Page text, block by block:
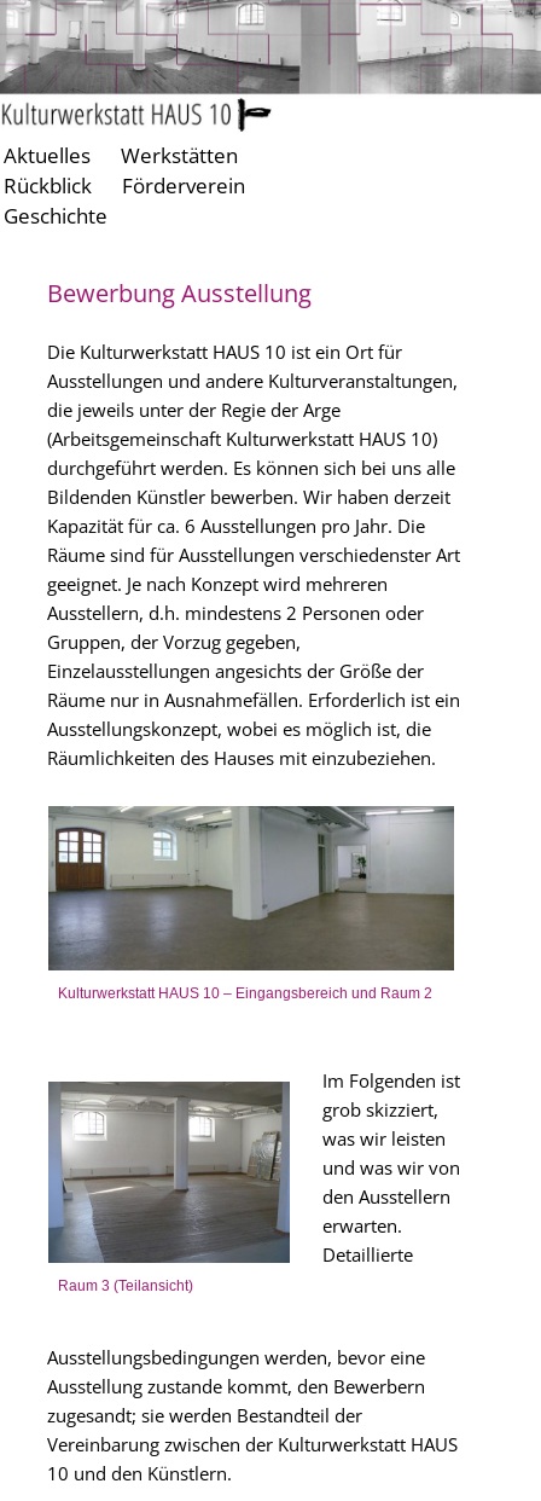
Zum
primären
Inhalt
Zum
sekundären
Inhalt
Aktuelles
Werkstätten
Rückblick
Förderverein
Geschichte
Bewerbung Ausstellung
Die Kulturwerkstatt HAUS 10 ist ein Ort für
Ausstellungen und andere Kulturveranstaltungen,
die jeweils unter der Regie der Arge
(Arbeitsgemeinschaft Kulturwerkstatt HAUS 10)
durchgeführt werden. Es können sich bei uns alle
Bildenden Künstler bewerben. Wir haben derzeit
Kapazität für ca. 6 Ausstellungen pro Jahr. Die
Räume sind für Ausstellungen verschiedenster Art
geeignet. Je nach Konzept wird mehreren
Ausstellern, d.h. mindestens 2 Personen oder
Gruppen, der Vorzug gegeben,
Einzelausstellungen angesichts der Größe der
Räume nur in Ausnahmefällen. Erforderlich ist ein
Ausstellungskonzept, wobei es möglich ist, die
Räumlichkeiten des Hauses mit einzubeziehen.
Kulturwerkstatt HAUS 10 – Eingangsbereich und Raum 2
Raum 3 (Teilansicht)
Im Folgenden ist
grob skizziert,
was wir leisten
und was wir von
den Ausstellern
erwarten.
Detaillierte
Ausstellungsbedingungen werden, bevor eine
Ausstellung zustande kommt, den Bewerbern
zugesandt; sie werden Bestandteil der
Vereinbarung zwischen der Kulturwerkstatt HAUS
10 und den Künstlern.